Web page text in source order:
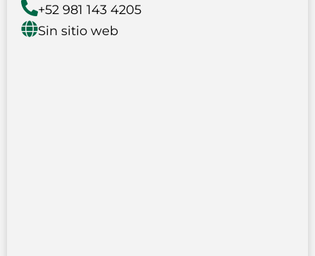
+52 981 143 4205
Sin sitio web